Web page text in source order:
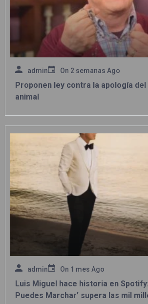
admin On 2 semanas Ago
Proponen ley contra la apología
animal
admin On 1 mes Ago
Luis Miguel hace historia en
Puedes Marchar’ supera las mil